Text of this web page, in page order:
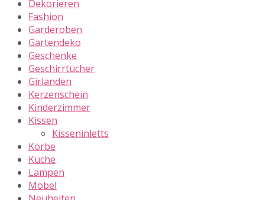
Dekorieren
Fashion
Garderoben
Gartendeko
Geschenke
Geschirrtücher
Girlanden
Kerzenschein
Kinderzimmer
Kissen
Kisseninletts
Körbe
Küche
Lampen
Möbel